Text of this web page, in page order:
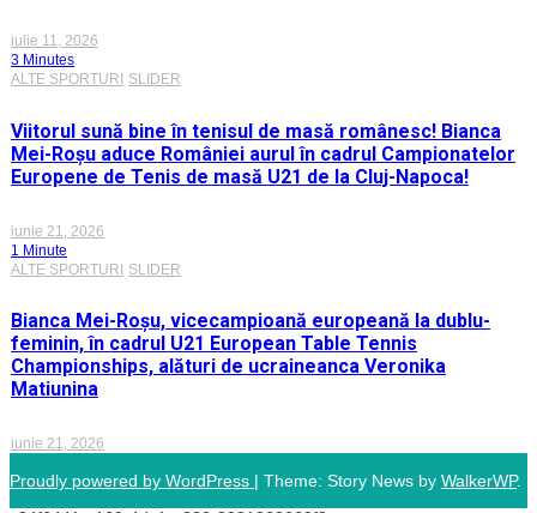
iulie 11, 2026
3 Minutes
ALTE SPORTURI
SLIDER
Viitorul sună bine în tenisul de masă românesc! Bianca
Mei-Roșu aduce României aurul în cadrul Campionatelor
Europene de Tenis de masă U21 de la Cluj-Napoca!
iunie 21, 2026
1 Minute
ALTE SPORTURI SLIDER
Bianca Mei-Roșu, vicecampioană europeană la dublu-
feminin, în cadrul U21 European Table Tennis
Championships, alături de ucraineanca Veronika
Matiunina
iunie 21, 2026
Proudly powered by WordPress | Theme: Story News by WalkerWP.